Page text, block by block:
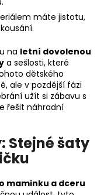
máte jistotu,
na letní dovolenou
a sešlosti, které
dětského
ale v pozdější fázi
užít si zábavu s
řešit náhradní
Stejné šaty
maminku a dceru